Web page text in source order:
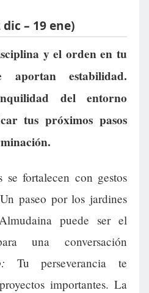
– 19 ene)
y el orden en tu
estabilidad.
del entorno
tus próximos pasos
se fortalecen con gestos
paseo por los jardines
puede ser el
una conversación
Tu perseverancia te
importantes. La